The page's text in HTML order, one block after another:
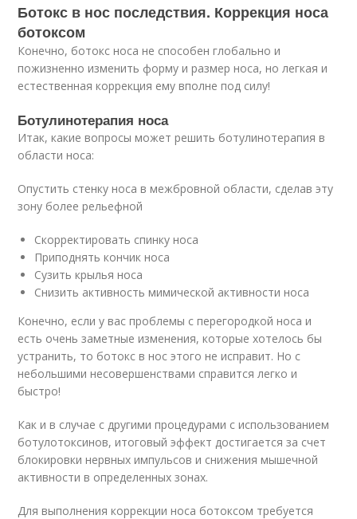
Ботокс в нос последствия. Коррекция носа
ботоксом
Конечно, ботокс носа не способен глобально и
пожизненно изменить форму и размер носа, но легкая и
естественная коррекция ему вполне под силу!
Ботулинотерапия носа
Итак, какие вопросы может решить ботулинотерапия в
области носа:
Опустить стенку носа в межбровной области, сделав эту
зону более рельефной
Скорректировать спинку носа
Приподнять кончик носа
Сузить крылья носа
Снизить активность мимической активности носа
Конечно, если у вас проблемы с перегородкой носа и
есть очень заметные изменения, которые хотелось бы
устранить, то ботокс в нос этого не исправит. Но с
небольшими несовершенствами справится легко и
быстро!
Как и в случае с другими процедурами с использованием
ботулотоксинов, итоговый эффект достигается за счет
блокировки нервных импульсов и снижения мышечной
активности в определенных зонах.
Для выполнения коррекции носа ботоксом требуется